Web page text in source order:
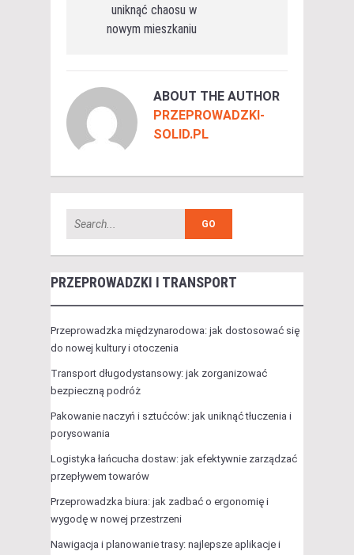
uniknąć chaosu w
nowym mieszkaniu
ABOUT THE AUTHOR
PRZEPROWADZKI-
SOLID.PL
PRZEPROWADZKI I TRANSPORT
Przeprowadzka międzynarodowa: jak dostosować się
do nowej kultury i otoczenia
Transport długodystansowy: jak zorganizować
bezpieczną podróż
Pakowanie naczyń i sztućców: jak uniknąć tłuczenia i
porysowania
Logistyka łańcucha dostaw: jak efektywnie zarządzać
przepływem towarów
Przeprowadzka biura: jak zadbać o ergonomię i
wygodę w nowej przestrzeni
Nawigacja i planowanie trasy: najlepsze aplikacje i